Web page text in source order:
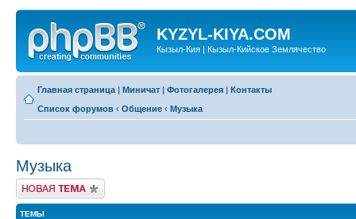
KYZYL-KIYA.COM
Кызыл-Кия | Кызыл-Кийское Землячество
Главная страница | Миничат | Фотогалерея | Контакты
Список форумов ‹ Общение ‹ Музыка
Музыка
Новая тема
ТЕМЫ